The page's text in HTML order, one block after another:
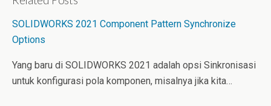
I
e
SOLIDWORKS 2021 Component Pattern Synchronize
Options
Yang baru di SOLIDWORKS 2021 adalah opsi Sinkronisasi
untuk konfigurasi pola komponen, misalnya jika kita…